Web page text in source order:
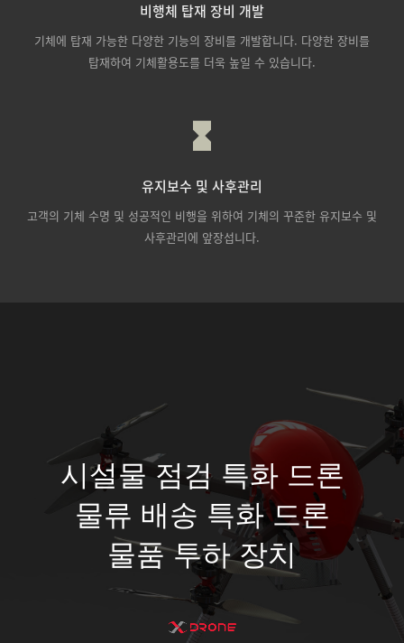
비행체 탑재 장비 개발
기체에 탑재 가능한 다양한 기능의 장비를 개발합니다. 다양한 장비를
탑재하여 기체활용도를 더욱 높일 수 있습니다.
유지보수 및 사후관리
고객의 기체 수명 및 성공적인 비행을 위하여 기체의 꾸준한 유지보수 및
사후관리에 앞장섭니다.
시설물 점검 특화 드론
물류 배송 특화 드론
물품 투하 장치